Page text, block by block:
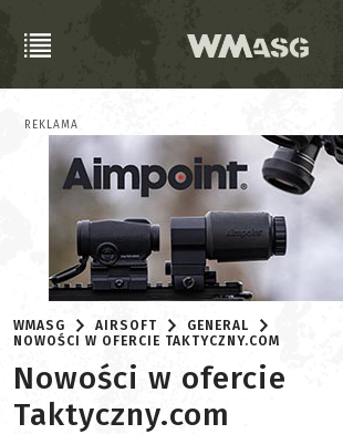
REKLAMA
WMASG AIRSOFT
GENERAL
NOWOŚCI W OFERCIE TAKTYCZNY.COM
Nowości w ofercie
Taktyczny.com